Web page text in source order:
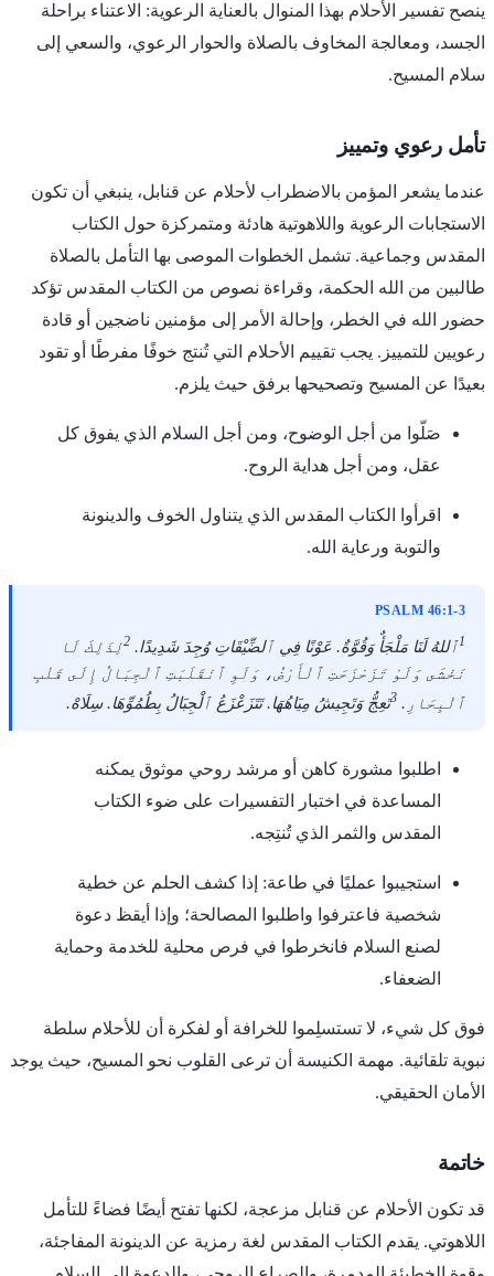
ينصح تفسير الأحلام بهذا المنوال بالعناية الرعوية: الاعتناء براحلة
الجسد، ومعالجة المخاوف بالصلاة والحوار الرعوي، والسعي إلى
سلام المسيح.
تأمل رعوي وتمييز
عندما يشعر المؤمن بالاضطراب لأحلام عن قنابل، ينبغي أن تكون
الاستجابات الرعوية واللاهوتية هادئة ومتمركزة حول الكتاب
المقدس وجماعية. تشمل الخطوات الموصى بها التأمل بالصلاة
طالبين من الله الحكمة، وقراءة نصوص من الكتاب المقدس تؤكد
حضور الله في الخطر، وإحالة الأمر إلى مؤمنين ناضجين أو قادة
رعويين للتمييز. يجب تقييم الأحلام التي تُنتج خوفًا مفرطًا أو تقود
بعيدًا عن المسيح وتصحيحها برفق حيث يلزم.
صَلّوا من أجل الوضوح، ومن أجل السلام الذي يفوق كل
عقل، ومن أجل هداية الروح.
اقرأوا الكتاب المقدس الذي يتناول الخوف والدينونة
والتوبة ورعاية الله.
PSALM 46:1-3
1ٱللهُ لَنَا مَلْجَأٌ وَقُوَّةٌ. عَوْنًا فِي ٱلضِّيْقَاتِ وُجِدَ شَدِيدًا. 2لِذَلِكَ لَا
نَخْشَى وَلَوْ تَزَحْزَحَتِ ٱلْأَرْضُ، وَلَوِ ٱنْقَلَبَتِ ٱلْجِبَالُ إِلَى قَلْبِ
ٱلْبِحَارِ. 3تَعِجُّ وَتَجِيشُ مِيَاهُهَا. تَتَزَعْزَعُ ٱلْجِبَالُ بِطُمُوِّهَا. سِلَاهْ.
اطلبوا مشورة كاهن أو مرشد روحي موثوق يمكنه
المساعدة في اختبار التفسيرات على ضوء الكتاب
المقدس والثمر الذي تُنتِجه.
استجيبوا عمليًا في طاعة: إذا كشف الحلم عن خطية
شخصية فاعترفوا واطلبوا المصالحة؛ وإذا أيقظ دعوة
لصنع السلام فانخرطوا في فرص محلية للخدمة وحماية
الضعفاء.
فوق كل شيء، لا تستسلِموا للخرافة أو لفكرة أن للأحلام سلطة
نبوية تلقائية. مهمة الكنيسة أن ترعى القلوب نحو المسيح، حيث يوجد
الأمان الحقيقي.
خاتمة
قد تكون الأحلام عن قنابل مزعجة، لكنها تفتح أيضًا فضاءً للتأمل
اللاهوتي. يقدم الكتاب المقدس لغة رمزية عن الدينونة المفاجئة،